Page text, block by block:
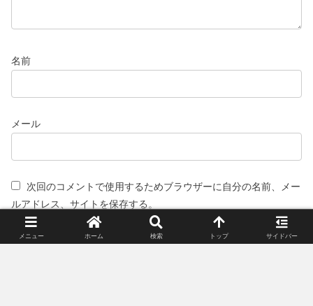
名前
メール
次回のコメントで使用するためブラウザーに自分の名前、メー
ルアドレス、サイトを保存する。
メニュー ホーム 検索 トップ サイドバー